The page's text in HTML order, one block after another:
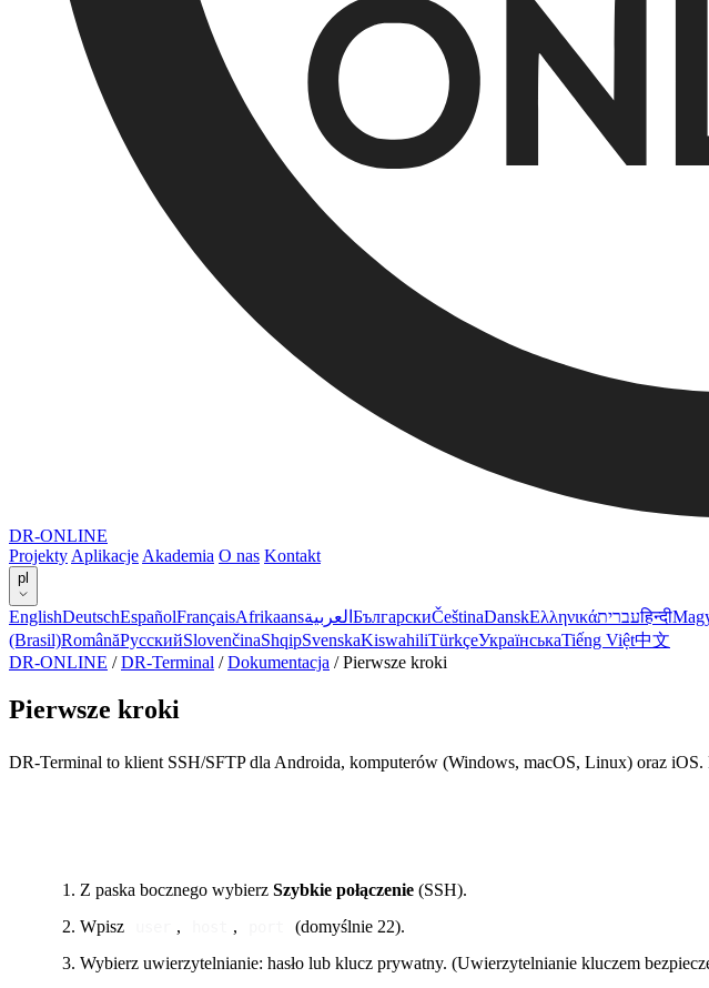
DR-ONLINE
Projekty Aplikacje Akademia O nas Kontakt
pl
EnglishDeutschEspañolFrançaisAfrikaansالعربية БългарскиČeštinaDanskΕλληνικάעבריתहिन्दी
(Brasil)RomânăРусскийSlovenčinaShqipSvenskaKiswahiliTürkçeУкраїнськаTiếng Việt中文
DR-ONLINE / DR-Terminal / Dokumentacja / Pierwsze kroki
Pierwsze kroki
DR-Terminal to klient SSH/SFTP dla Androida, komputerów (Windows, macOS, Linux) oraz iOS.
Z paska bocznego wybierz Szybkie połączenie (SSH).
Wpisz
, ,
(domyślnie 22).
Wybierz uwierzytelnianie: hasło lub klucz prywatny. (Uwierzytelnianie kluczem